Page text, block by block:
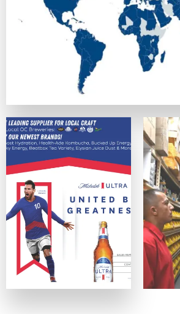
正式なライセンスを持ち、SSL暗号化
カスタマーサポート
優秀なカジノは、迅速で親切なサポー
便利さ・モバイル対応
スマホ、タブレットデバイス、PCの
ゲームの質
ネットエント、Microgaming、プレイ
オンラインカジノサイトの入出金
カジノプロファイルを作成したら、次
クレジットは最も手軽なデポジット手
主な入出金方法：
ビザカード / MasterCard / JCB